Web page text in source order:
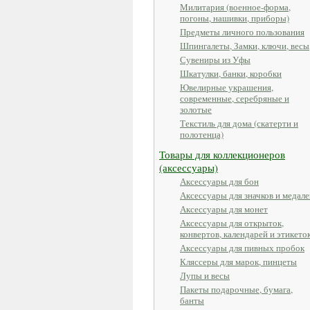
Милитария (военное-форма,
погоны, нашивки, приборы)
Предметы личного пользования
Шпингалеты, Замки, ключи,
Сувениры из Уфы
Шкатулки, банки, коробки
Ювелирные украшения,
современные, серебряные и
золотые
Текстиль для дома (скатерти и
полотенца)
Товары для коллекционеров
(аксессуары)
Аксессуары для бон
Аксессуары для значков и
Аксессуары для монет
Аксессуары для открыток,
конвертов, календарей и
Аксессуары для пивных пробок
Кляссеры для марок, пинцеты
Лупы и весы
Пакеты подарочные, бумага,
банты